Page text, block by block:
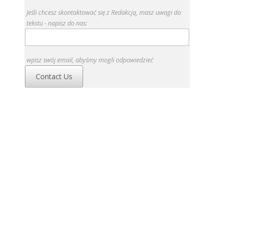
Jeśli chcesz skontaktować się z Redakcją, masz uwagi do
tekstu - napisz do nas:
wpisz swój email, abyśmy mogli odpowiedzieć
Contact Us